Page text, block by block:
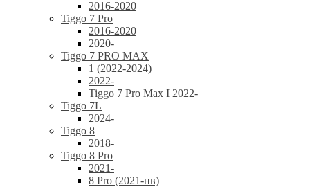
2016-2020
Tiggo 7 Pro
2016-2020
2020-
Tiggo 7 PRO MAX
1 (2022-2024)
2022-
Tiggo 7 Pro Max I 2022-
Tiggo 7L
2024-
Tiggo 8
2018-
Tiggo 8 Pro
2021-
8 Pro (2021-нв)